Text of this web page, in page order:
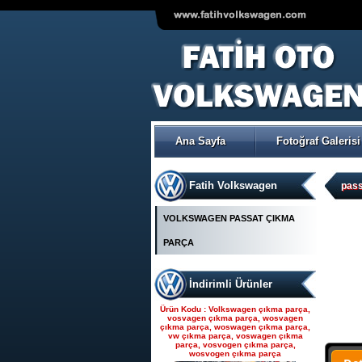
Ana Sayfa Fotoğraf Galerisi
Fatih Volkswagen
VOLKSWAGEN PASSAT ÇIKMA
PARÇA
İndirimli Ürünler
VOLKSWAGEN POLO ÇIKMA
ORJİNAL TRW-KOYO
POMPASI
Ürün Kodu : Seat çıkma parça, seat
çıkma, seat parça, seat yedek parça,
seat çıkma orjinal parça, seat çıkma
yedekleri, ankara seat parça, fatih seat,
fatih seat parçaları,
Seat çıkma parça, seat
çıkma, seat parça, seat
yedek parça, seat çıkma
orjinal parça, seat çıkma par
Ürün Kodu : Volkswagen çıkma parça,
vosvagen çıkma parça, wosvagen
çıkma parça, woswagen çıkma parça,
vw çıkma parça, voswagen çıkma
parça, vosvogen çıkma parça,
wosvogen çıkma parça